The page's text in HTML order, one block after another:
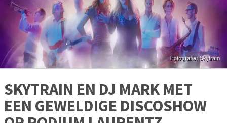
SKYTRAIN EN DJ MARK MET
EEN GEWELDIGE DISCOSHOW